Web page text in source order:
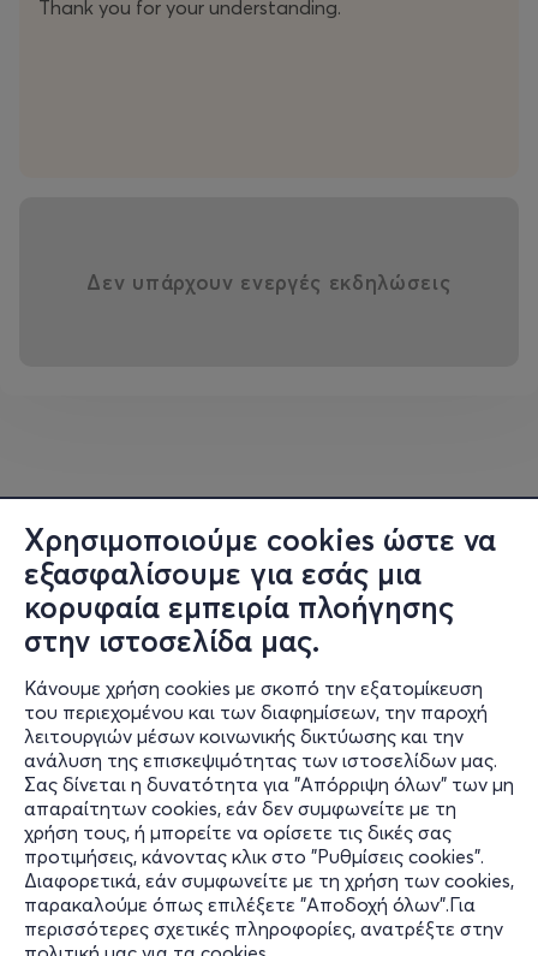
Χρησιμοποιούμε cookies ώστε να
εξασφαλίσουμε για εσάς μια
κορυφαία εμπειρία πλοήγησης
στην ιστοσελίδα μας.
Κάνουμε χρήση cookies με σκοπό την εξατομίκευση
του περιεχομένου και των διαφημίσεων, την παροχή
λειτουργιών μέσων κοινωνικής δικτύωσης και την
ανάλυση της επισκεψιμότητας των ιστοσελίδων μας.
Σας δίνεται η δυνατότητα για "Απόρριψη όλων" των μη
απαραίτητων cookies, εάν δεν συμφωνείτε με τη
χρήση τους, ή μπορείτε να ορίσετε τις δικές σας
προτιμήσεις, κάνοντας κλικ στο "Ρυθμίσεις cookies".
Διαφορετικά, εάν συμφωνείτε με τη χρήση των cookies,
παρακαλούμε όπως επιλέξετε "Αποδοχή όλων".Για
περισσότερες σχετικές πληροφορίες, ανατρέξτε στην
Thank you for your understanding.
Δεν υπάρχουν ενεργές εκδηλώσεις
Πληροφορίες
Υποστήριξη
Stay Connected